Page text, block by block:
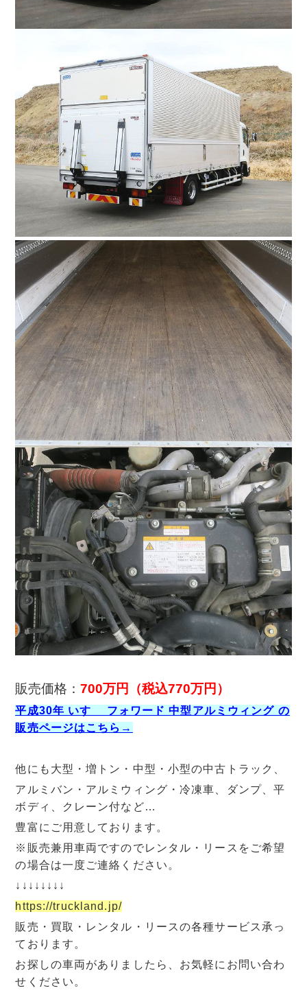
販売価格：700万円 （税込770万円）
平成30年 いすゞ フォワード 中型アルミウィング の
販売ページはこちら→
他にも大型・増トン・中型・小型の中古トラック、
アルミバン・アルミウィング・冷凍車、ダンプ、平
ボディ、クレーン付など…
豊富にご用意しております。
※販売兼用車両ですのでレンタル・リースをご希望
の場合は一度ご連絡ください。
↓↓↓↓↓↓↓↓
https://truckland.jp/
販売・買取・レンタル・リースの各種サービス承っ
ております。
お探しの車両がありましたら、お気軽にお問い合わ
せください。